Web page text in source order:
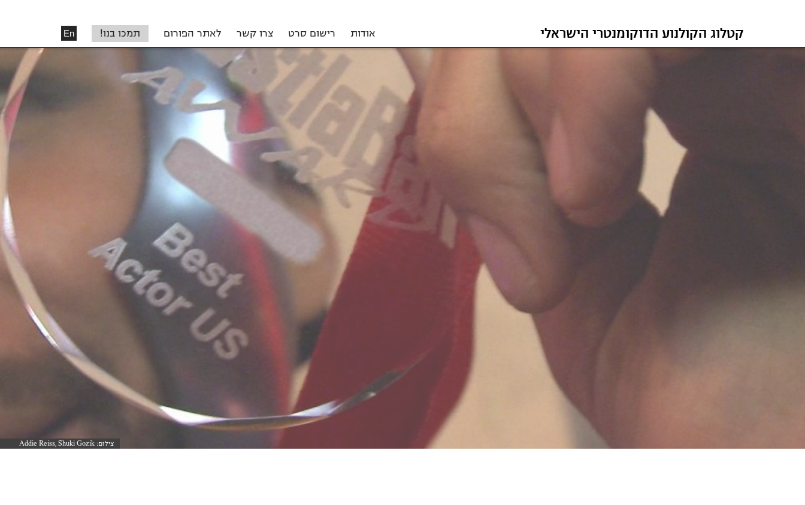
קטלוג הקולנוע הדוקומנטרי הישראלי אודות רישום סרט צרו קשר לאתר הפורום תמכו בנו! En
צילום: Addie Reiss, Shuki Gozik
צילום: Addie Reiss, Shuki Gozik